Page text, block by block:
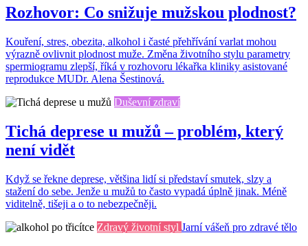
Rozhovor: Co snižuje mužskou plodnost?
Kouření, stres, obezita, alkohol i časté přehřívání varlat mohou
výrazně ovlivnit plodnost muže. Změna životního stylu parametry
spermiogramu zlepší, říká v rozhovoru lékařka kliniky asistované
reprodukce MUDr. Alena Šestinová.
Duševní zdraví
Tichá deprese u mužů – problém, který
není vidět
Když se řekne deprese, většina lidí si představí smutek, slzy a
stažení do sebe. Jenže u mužů to často vypadá úplně jinak. Méně
viditelně, tišeji a o to nebezpečněji.
Zdravý životní styl Jarní vášeň pro zdravé tělo